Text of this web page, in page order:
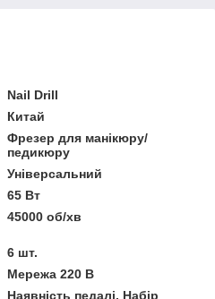
Nail Drill
Китай
Фрезер для манікюру/
педикюру
Універсальний
65 Вт
45000 об/хв
6 шт.
Мережа 220 В
Наявність педалі, Набір